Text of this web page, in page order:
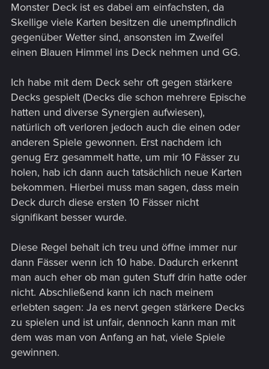
Monster Deck ist es dabei am einfachsten, da
Skellige viele Karten besitzen die unempfindlich
gegenüber Wetter sind, ansonsten im Zweifel
einen Blauen Himmel ins Deck nehmen und GG.
Ich habe mit dem Deck sehr oft gegen stärkere
Decks gespielt (Decks die schon mehrere Epische
hatten und diverse Synergien aufwiesen),
natürlich oft verloren jedoch auch die einen oder
anderen Spiele gewonnen. Erst nachdem ich
genug Erz gesammelt hatte, um mir 10 Fässer zu
holen, hab ich dann auch tatsächlich neue Karten
bekommen. Hierbei muss man sagen, dass mein
Deck durch diese ersten 10 Fässer nicht
signifikant besser wurde.
Diese Regel behalt ich treu und öffne immer nur
dann Fässer wenn ich 10 habe. Dadurch erkennt
man auch eher ob man guten Stuff drin hatte oder
nicht. Abschließend kann ich nach meinem
erlebten sagen: Ja es nervt gegen stärkere Decks
zu spielen und ist unfair, dennoch kann man mit
dem was man von Anfang an hat, viele Spiele
gewinnen.